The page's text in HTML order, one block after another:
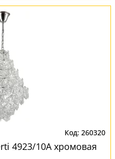
260320
4923/10A хромовая